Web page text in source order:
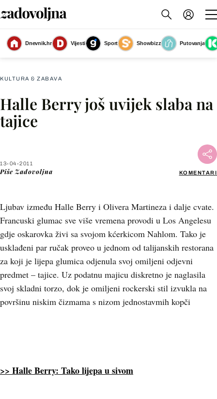
Dnevnik.hr Vijesti Sport Showbizz
Putovanja
Slika nije dostupna
KULTURA & ZABAVA
Halle Berry još uvijek slaba na
tajice
13-04-2011
Piše Zadovoljna KOMENTARI
Ljubav između Halle Berry i Olivera Martineza i dalje cvate.
Francuski glumac sve više vremena provodi u Los Angelesu
gdje oskarovka živi sa svojom kćerkicom Nahlom. Tako je
usklađeni par ručak proveo u jednom od talijanskih restorana
za koji je lijepa glumica odjenula svoj omiljeni odjevni
predmet – tajice. Uz podatnu majicu diskretno je naglasila
svoj skladni torzo, dok je omiljeni rockerski stil izvukla na
površinu niskim čizmama s nizom jednostavmih kopči
Facebook
>> Halle Berry: Tako lijepa u sivom